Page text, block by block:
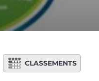
CLASSEMENTS